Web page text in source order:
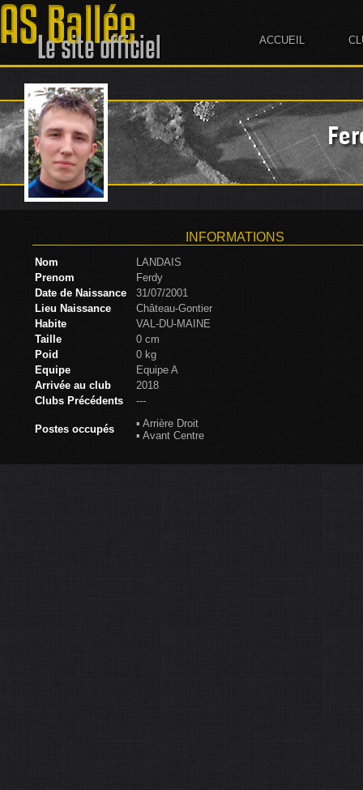
ACCUEIL
INFORMATIONS
Nom
LANDAIS
Prenom
Ferdy
Date de Naissance
31/07/2001
Lieu Naissance
Château-Gontier
Habite
VAL-DU-MAINE
Taille
0 cm
Poid
0 kg
Equipe
Equipe A
Arrivée au club
2018
Clubs Précédents
---
Postes occupés
▪ Arrière Droit
▪ Avant Centre